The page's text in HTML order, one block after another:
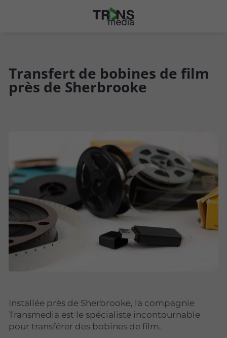
Transfert de bobines de film
près de Sherbrooke
Installée près de Sherbrooke, la compagnie
Transmedia est le spécialiste incontournable
pour transférer des bobines de film.